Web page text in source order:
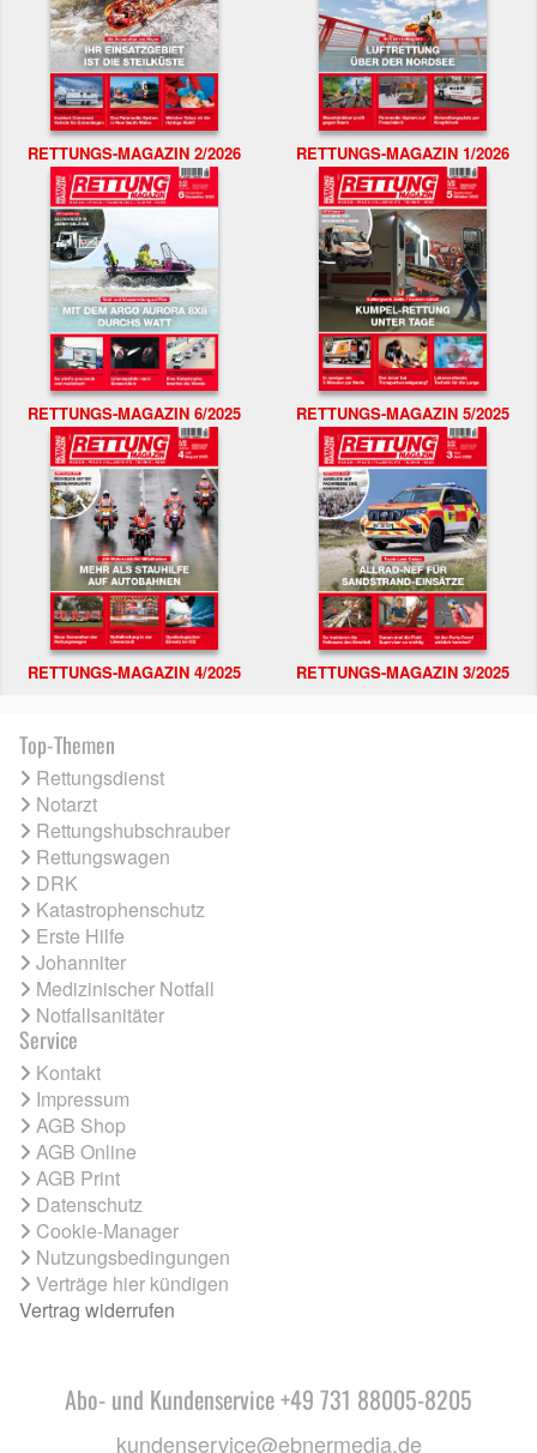
RETTUNGS-MAGAZIN 2/2026 RETTUNGS-MAGAZIN 1/2026
RETTUNGS-MAGAZIN 6/2025 RETTUNGS-MAGAZIN 5/2025
RETTUNGS-MAGAZIN 4/2025 RETTUNGS-MAGAZIN 3/2025
Top-Themen
Rettungsdienst
Notarzt
Rettungshubschrauber
Rettungswagen
DRK
Katastrophenschutz
Erste Hilfe
Johanniter
Medizinischer Notfall
Notfallsanitäter
Service
Kontakt
Impressum
AGB Shop
AGB Online
AGB Print
Datenschutz
Cookie-Manager
Nutzungsbedingungen
Verträge hier kündigen
Vertrag widerrufen
Abo- und Kundenservice +49 731 88005-8205
kundenservice@ebnermedia.de